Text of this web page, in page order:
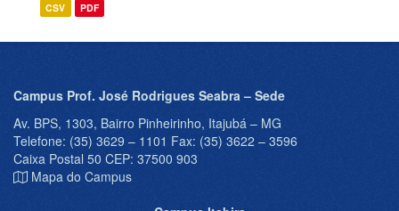
CSV PDF
Campus Prof. José Rodrigues Seabra – Sede
Av. BPS, 1303, Bairro Pinheirinho, Itajubá – MG
Telefone: (35) 3629 – 1101 Fax: (35) 3622 – 3596
Caixa Postal 50 CEP: 37500 903
Mapa do Campus